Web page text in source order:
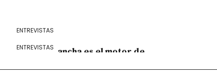
ENTREVISTAS
La banda ancha es el motor de
ENTREVISTAS
5G puede mejorar